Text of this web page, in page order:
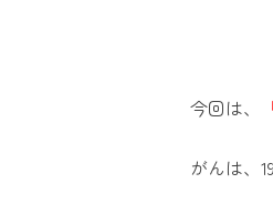
今回は、
がんは、